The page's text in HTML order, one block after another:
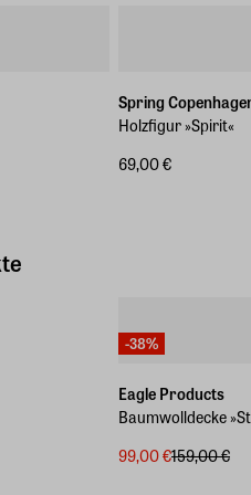
nicht von Kindern
Spring
Holzfigur »Spirit«
69,00 €
-38%
Eagle Products
Baumwolldecke
99,00 €159,00 €